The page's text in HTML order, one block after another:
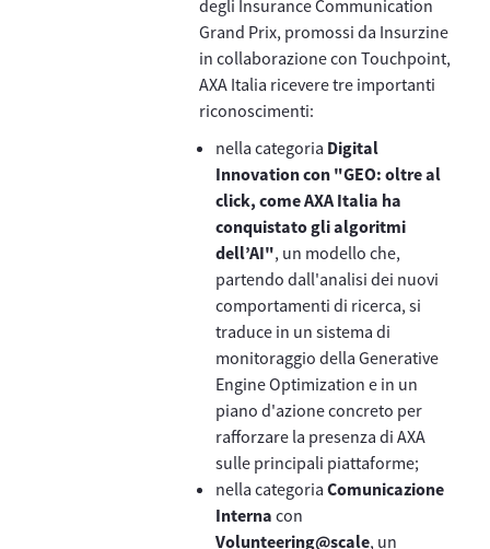
degli Insurance Communication
Grand Prix, promossi da Insurzine
in collaborazione con Touchpoint,
AXA Italia ricevere tre importanti
riconoscimenti:
nella categoria Digital
Innovation con "GEO: oltre al
click, come AXA Italia ha
conquistato gli algoritmi
dell’AI", un modello che,
partendo dall'analisi dei nuovi
comportamenti di ricerca, si
traduce in un sistema di
monitoraggio della Generative
Engine Optimization e in un
piano d'azione concreto per
rafforzare la presenza di AXA
sulle principali piattaforme;
nella categoriaComunicazione
Interna con
Volunteering@scale, un